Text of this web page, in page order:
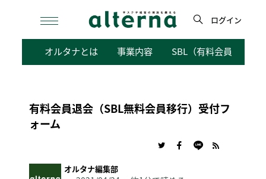
検
ログイン
オルタナとは 事業内容 SBL（有料会員向けサ
有料会員退会（SBL無料会員移行）受付フ
ォーム
オルタナ編集部